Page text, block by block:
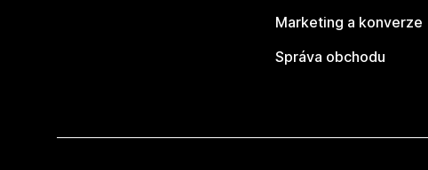
Marketing a konverze
Správa obchodu